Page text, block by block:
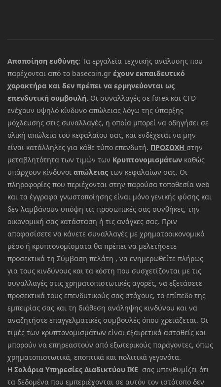
Αποποίηση ευθύνης: Τα εργαλεία τεχνικής ανάλυσης που
παρέχονται από το basecoin.gr έχουν εκπαιδευτικό
χαρακτήρα και δεν πρέπει να ερμηνεύονται ως
επενδυτική συμβουλή. Οι συναλλαγές σε forex και CFD
ενέχουν υψηλό κίνδυνο απώλειας λόγω της ύπαρξης
μόχλευσης στις συναλλαγές, η οποία μπορεί να οδηγήσει σε
ολική απώλεια του κεφαλαίου σας, και ενδέχεται να μην
είναι κατάλληλες για κάθε τύπο επενδυτή. ΠΡΟΣΟΧΗ στην
μεταβλητότητα των τιμών των Κρυπτονομισμάτων καθώς
υπάρχουν κίνδυνοι απώλειας των κεφαλαίων σας. Οι
πληροφορίες που περιέχονται στην παρούσα τοποθεσία web
και τα έγγραφα γνωστοποίησης είναι μόνο γενικής φύσης και
δεν λαμβάνουν υπόψη τις προσωπικές σας συνθήκες, την
οικονομική σας κατάσταση ή τις ανάγκες σας. Πριν
αποφασίσετε να κάνετε συναλλαγές με χρηματοοικονομικό
μέσο ή κρυπτονομίσματα θα πρέπει να μελετήσετε
προσεκτικά τη Σύμβαση πελάτη , να ενημερωθείτε πλήρως
για τους κινδύνους και τα κόστη που συσχετίζονται με τις
συναλλαγές στις χρηματοπιστωτικές αγορές, να εξετάσετε
προσεκτικά τους επενδυτικούς σας στόχους, το επίπεδο της
εμπειρίας σας και τη διάθεση ανάληψης κινδύνου και να
αναζητήστε επαγγελματικές συμβουλές όπου χρειάζεται. Οι
τιμές των κρυπτονομισμάτων είναι εξαιρετικά ασταθείς και
μπορούν να επηρεαστούν από εξωτερικούς παράγοντες, όπως
χρηματοπιστωτικά, εποπτικά και πολιτικά γεγονότα.
Η Σολάρια Υπηρεσίες Διαδικτύου ΙΚΕ σας υπενθυμίζει ότι
τα δεδομένα που εμπεριέχονται σε αυτόν τον ιστότοπο δεν